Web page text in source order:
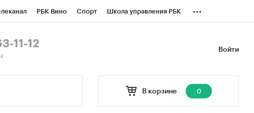
РБК Вино Спорт Школа управления РБК ...
Войти
11-12
В корзине 0